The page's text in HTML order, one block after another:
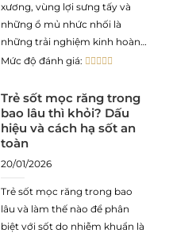
xương, vùng lợi sưng tấy và
những ổ mủ nhức nhối là
những trải nghiệm kinh hoàng
mà bất kỳ ai gặp phải tình
qua. Đây không chỉ là một cơn
đau răng thông thường mà là
một
Mức độ đánh giá:
Trẻ sốt mọc răng trong
bao lâu thì khỏi? Dấu
hiệu và cách hạ sốt an
toàn
20/01/2026
Trẻ sốt mọc răng trong bao
lâu và làm thế nào để phân
biệt với sốt do nhiễm khuẩn là